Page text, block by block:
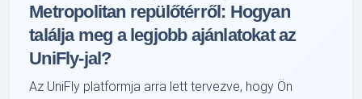
Metropolitan repülőtérről: Hogyan
találja meg a legjobb ajánlatokat az
UniFly-jal?
Az UniFly platformja arra lett tervezve, hogy Ön